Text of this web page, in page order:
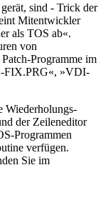
sind - Trick der
Mitentwickler
als TOS ab«.
von
Programme im
FIX.PRG«, »VDI-
Wiederholungs-
der Zeileneditor
Programmen
verfügen.
Sie im